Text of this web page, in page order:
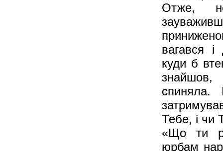
Отже,
вагався
куди б
знайшов,
спиняла.
Тебе, і чи
«Що ти
юрбам